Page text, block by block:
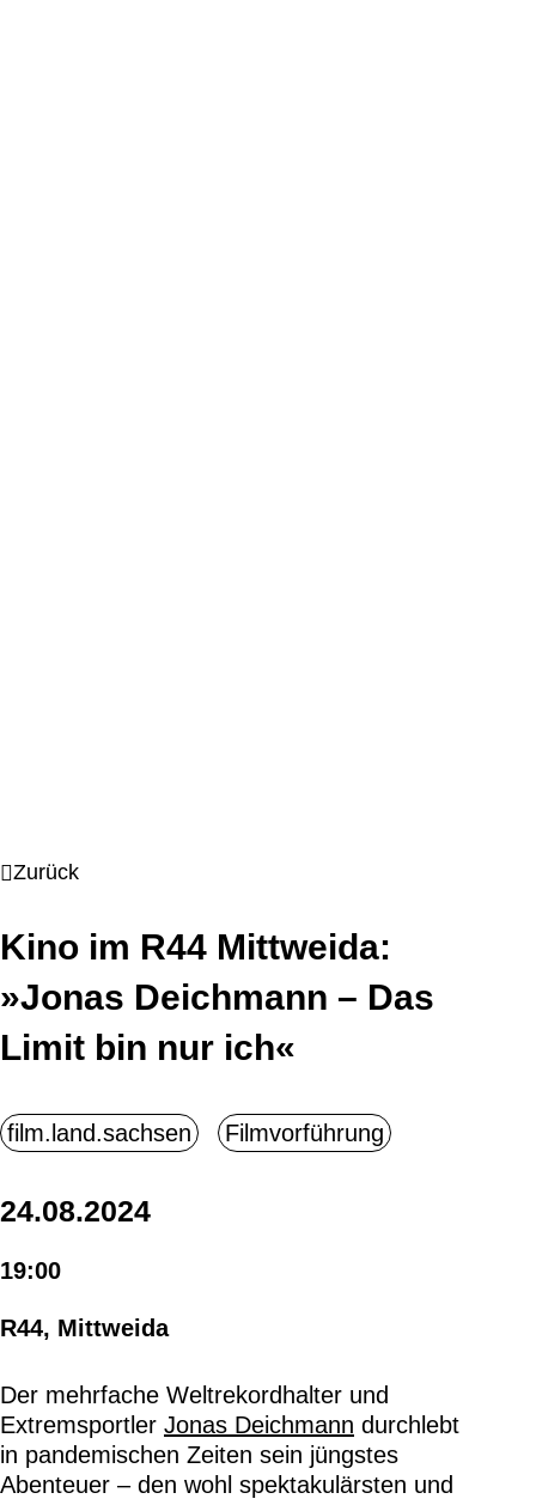
Zurück
Kino im R44 Mittweida:
»Jonas Deichmann – Das
Limit bin nur ich«
24.08.2024
19:00
R44, Mittweida
Der mehrfache Weltrekordhalter und
Extremsportler Jonas Deichmann durchlebt
in pandemischen Zeiten sein jüngstes
Abenteuer – den wohl spektakulärsten und